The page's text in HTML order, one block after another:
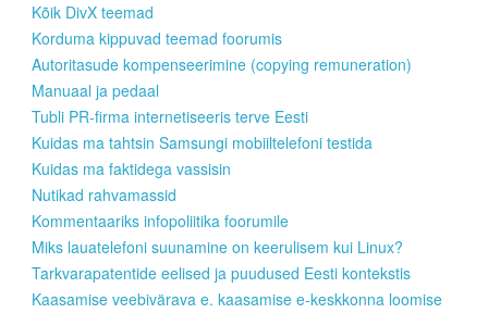
Kõik DivX teemad
Korduma kippuvad teemad foorumis
Autoritasude kompenseerimine (copying remuneration)
Manuaal ja pedaal
Tubli PR-firma internetiseeris terve Eesti
Kuidas ma tahtsin Samsungi mobiiltelefoni testida
Kuidas ma faktidega vassisin
Nutikad rahvamassid
Kommentaariks infopoliitika foorumile
Miks lauatelefoni suunamine on keerulisem kui Linux?
Tarkvarapatentide eelised ja puudused Eesti kontekstis
Kaasamise veebivärava e. kaasamise e-keskkonna loomise